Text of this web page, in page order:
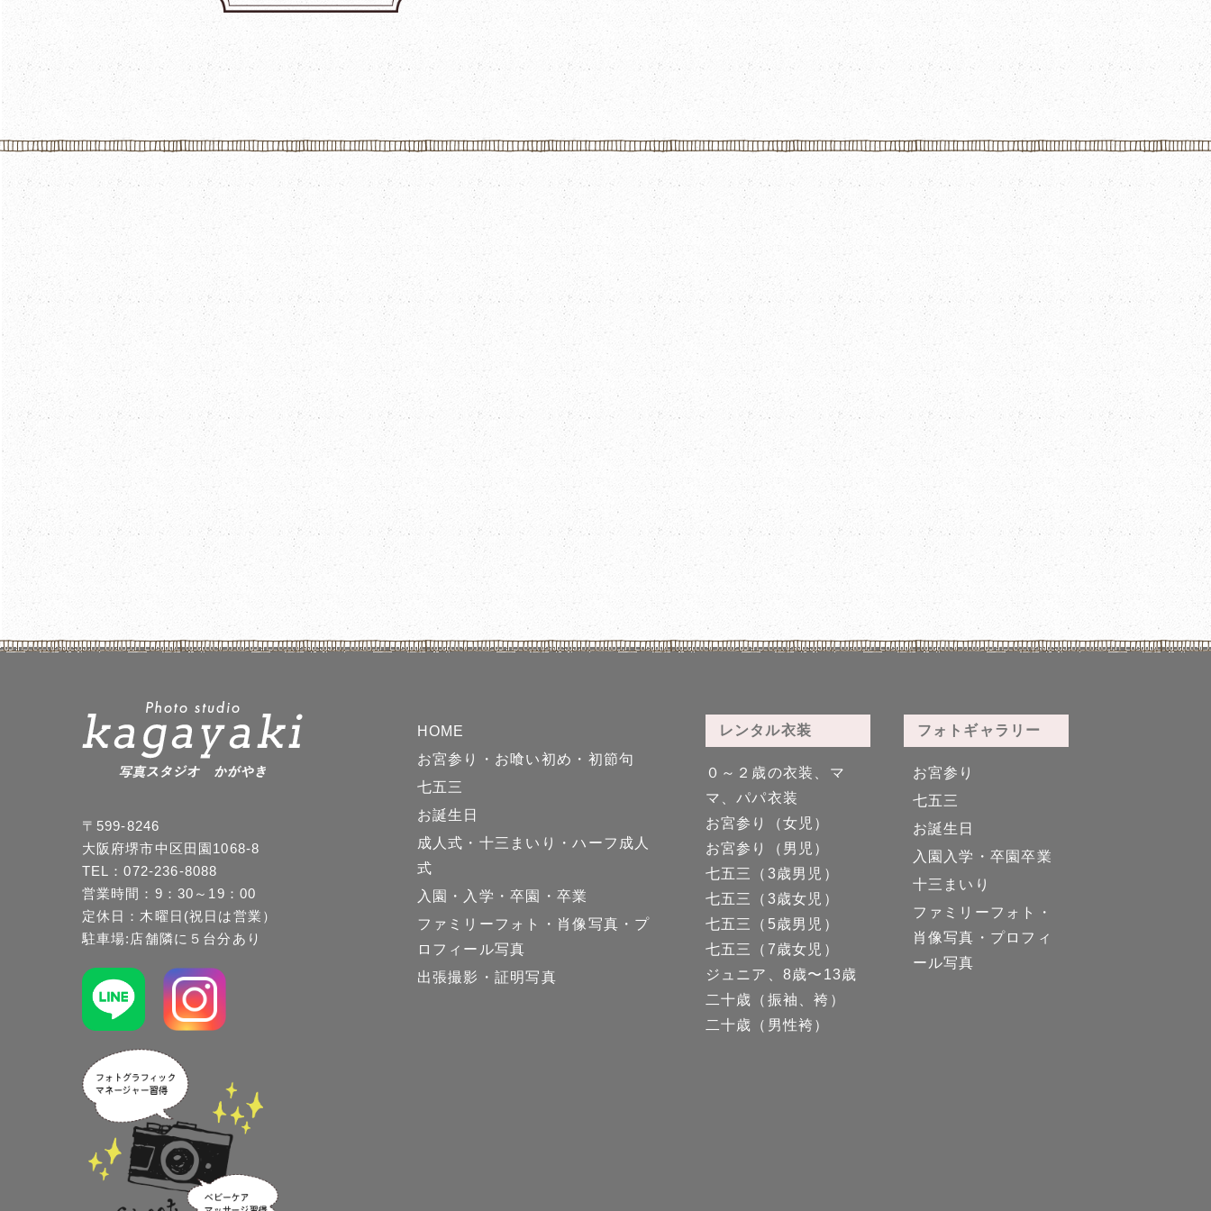
〒599-8246
大阪府堺市中区田園1068-8
TEL：072-236-8088
営業時間：9：30～19：00
定休日：木曜日(祝日は営業）
駐車場:店舗隣に５台分あり
HOME
お宮参り・お喰い初め・初節句
七五三
お誕生日
成人式・十三まいり・ハーフ成人
式
入園・入学・卒園・卒業
ファミリーフォト・肖像写真・プ
ロフィール写真
出張撮影・証明写真
レンタル衣装
０～２歳の衣装、マ
マ、パパ衣装
お宮参り（女児）
お宮参り（男児）
七五三（3歳男児）
七五三（3歳女児）
七五三（5歳男児）
七五三（7歳女児）
ジュニア、8歳〜13歳
二十歳（振袖、袴）
二十歳（男性袴）
フォトギャラリー
お宮参り
七五三
お誕生日
入園入学・卒園卒業
十三まいり
ファミリーフォト・
肖像写真・プロフィ
ール写真